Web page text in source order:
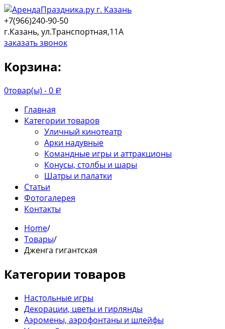
+7(966)240-90-50
г.Казань, ул.Транспортная,11А
заказать звонок
Корзина:
0товар(ы) -0 Р
Главная
Категории товаров
Уличный кинотеатр
Арки надувные
Командные игры и аттракционы
Конусы, столбы и шары
Шатры и палатки
Статьи
Фотогалерея
Контакты
Home/
Товары/
Дженга гигантская
Категории товаров
Настольные игры
Декорации, цветы и гирлянды
Аэромены, аэрофонтаны и шлейфы